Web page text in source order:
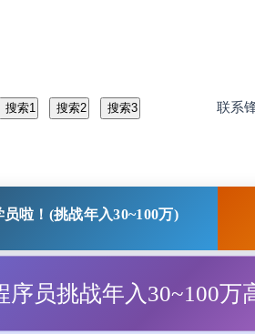
联系
啦！(挑战年入30~100万)
序员挑战年入30~100万